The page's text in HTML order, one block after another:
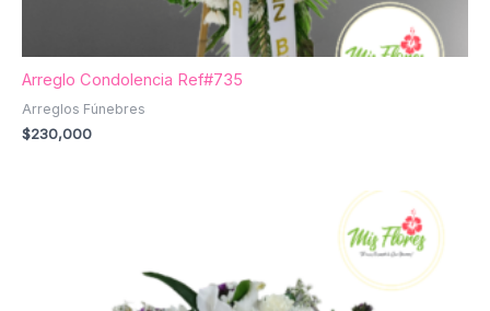
Arreglo Condolencia Ref#735
Arreglos Fúnebres
$230,000